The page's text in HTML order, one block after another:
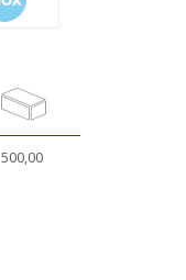
500,00